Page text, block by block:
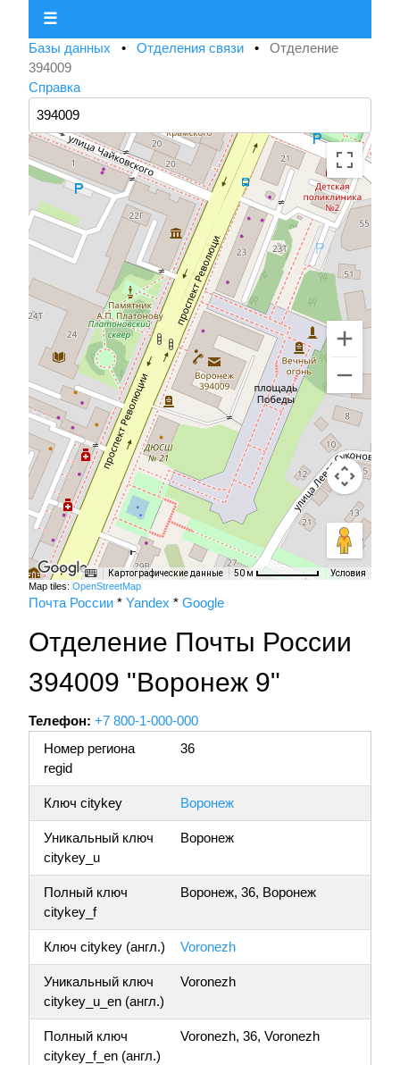
☰
Базы данных • Отделения связи • Отделение
394009
Справка
Картографические данные 50 м Условия
Map tiles: OpenStreetMap
Почта России * Yandex * Google
Отделение Почты России
394009 "Воронеж 9"
Телефон: +7 800-1-000-000
Номер региона
regid
36
Ключ citykey Воронеж
Уникальный ключ
citykey_u
Воронеж
Полный ключ
citykey_f
Воронеж, 36, Воронеж
Ключ citykey (англ.) Voronezh
Уникальный ключ
citykey_u_en (англ.)
Voronezh
Полный ключ
citykey_f_en (англ.)
Voronezh, 36, Voronezh